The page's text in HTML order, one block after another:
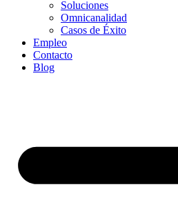
Soluciones
Omnicanalidad
Casos de Éxito
Empleo
Contacto
Blog